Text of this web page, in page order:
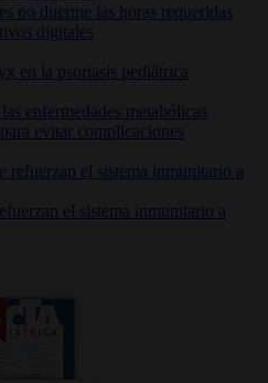
no duerme las horas requeridas
digitales
en la psoriasis pediátrica
enfermedades metabólicas
evitar complicaciones
el sistema inmunitario a